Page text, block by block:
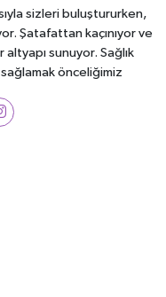
sizleri buluştururken,
Şatafattan kaçınıyor ve
sunuyor. Sağlık
önceliğimiz